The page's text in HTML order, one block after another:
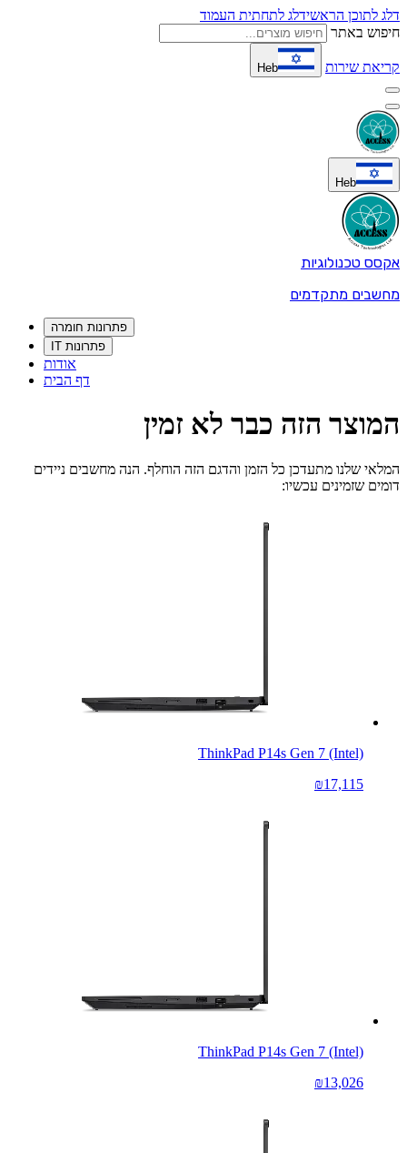
דלג לתוכן הראשידלג לתחתית העמוד
חיפוש באתר
קריאת שירות Heb
Heb
אקסס טכנולוגיות
מחשבים מתקדמים
פתרונות חומרה
פתרונות IT
אודות
דף הבית
המוצר הזה כבר לא זמין
המלאי שלנו מתעדכן כל הזמן והדגם הזה הוחלף. הנה מחשבים ניידים
דומים שזמינים עכשיו:
ThinkPad P14s Gen 7 (Intel)
₪17,115
ThinkPad P14s Gen 7 (Intel)
₪13,026